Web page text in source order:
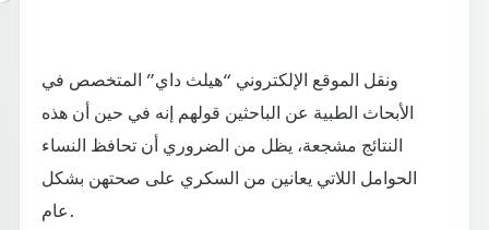
ونقل الموقع الإلكتروني “هيلث داي” المتخصص في
الأبحاث الطبية عن الباحثين قولهم إنه في حين أن هذه
النتائج مشجعة، يظل من الضروري أن تحافظ النساء
الحوامل اللاتي يعانين من السكري على صحتهن بشكل
عام.